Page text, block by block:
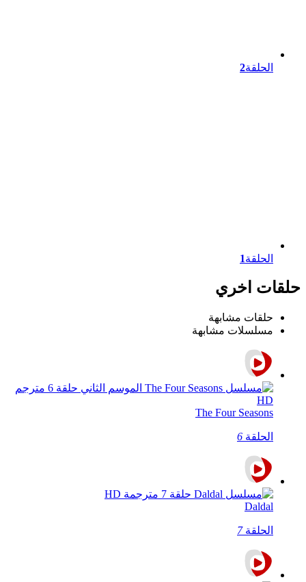
الحلقة2
الحلقة1
حلقات اخري
حلقات مشابهة
مسلسلات مشابهة
The Four Seasons
الحلقة 6
Daldal
الحلقة7